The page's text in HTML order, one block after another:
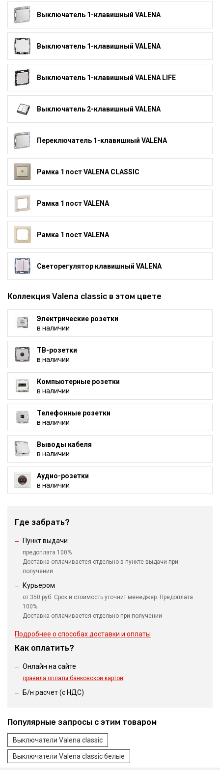
Выключатель 1-клавишный VALENA
Выключатель 1-клавишный VALENA
Выключатель 1-клавишный VALENA LIFE
Выключатель 2-клавишный VALENA
Переключатель 1-клавишный VALENA
Рамка 1 пост VALENA CLASSIC
Рамка 1 пост VALENA
Рамка 1 пост VALENA
Светорегулятор клавишный VALENA
Коллекция Valena classic в этом цвете
Электрические розетки
в наличии
ТВ-розетки
в наличии
Компьютерные розетки
в наличии
Телефонные розетки
в наличии
Выводы кабеля
в наличии
Аудио-розетки
в наличии
Где забрать?
Пункт выдачи
предоплата 100%
Доставка оплачивается отдельно в пункте выдачи при
получении
Курьером
от 350 руб. Срок и стоимость уточнит менеджер. Предоплата
100%
Доставка оплачивается отдельно при получении
Подробнее о способах доставки и оплаты
Как оплатить?
Онлайн на сайте
правила оплаты банковской картой
Б/н расчет (c НДС)
Популярные запросы с этим товаром
Выключатели Valena classic
Выключатели Valena classic белые